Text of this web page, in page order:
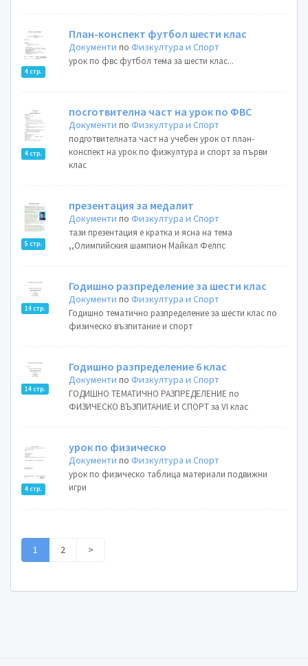
4 стр.
План-конспект футбол шести клас
Документи поФизкултура и Спорт
урок по фвс футбол тема за шести клас...
4 стр.
посготвителна част на урок по ФВС
Документи поФизкултура и Спорт
подготвителната част на учебен урок от план-
конспект на урок по физкултура и спорт за първи
клас
5 стр.
презентация за медалит
Документи поФизкултура и Спорт
тази презентация е кратка и ясна на тема
,,Олимпийския шампион Майкал Фелпс
14 стр.
Годишно разпределение за шести клас
Документи поФизкултура и Спорт
Годишно тематично разпределение за шести клас по
физическо възпитание и спорт
14 стр.
Годишно разпределение 6 клас
Документи поФизкултура и Спорт
ГОДИШНО ТЕМАТИЧНО РАЗПРЕДЕЛЕНИЕ по
ФИЗИЧЕСКО ВЪЗПИТАНИЕ И СПОРТ за VI клас
4 стр.
урок по физическо
Документи поФизкултура и Спорт
урок по физическо таблица материали подвижни
игри
1 2 >